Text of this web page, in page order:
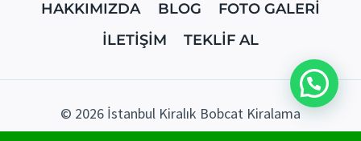
HAKKIMIZDA
BLOG
FOTO GALERİ
İLETİŞİM
TEKLİF AL
© 2026 İstanbul Kiralık Bobcat Kiralama